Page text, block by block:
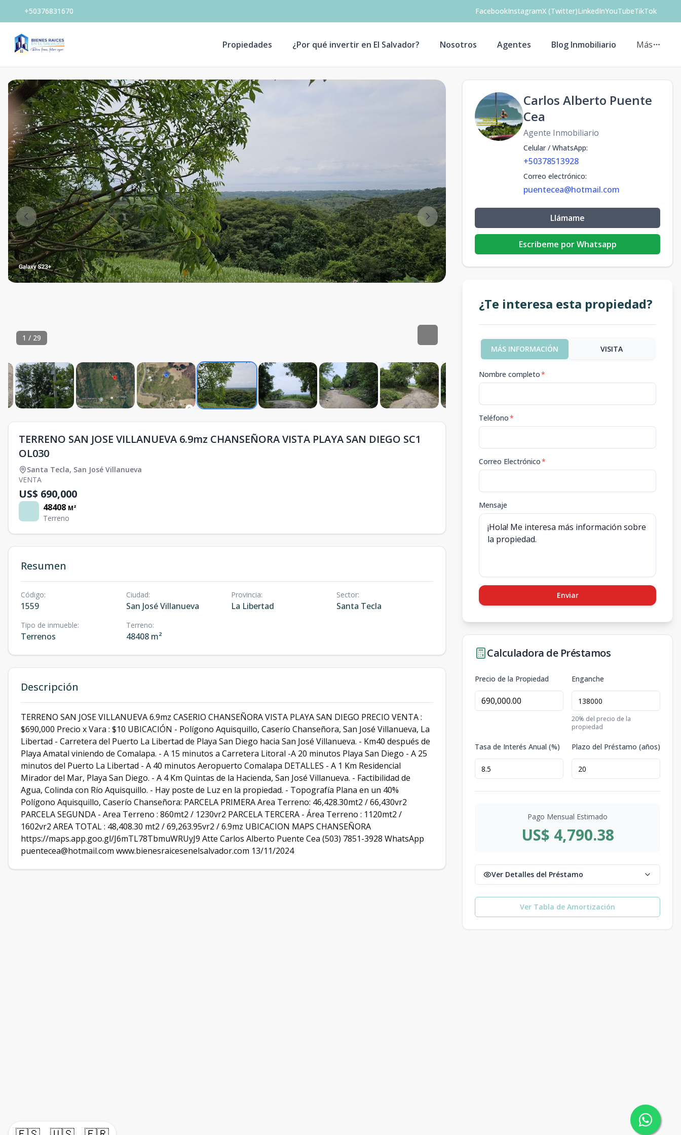
+50376831670 FacebookInstagramX (Twitter)LinkedInYouTubeTikTok
Propiedades ¿Por qué invertir en El Salvador? Nosotros Agentes Blog Inmobiliario Más
1 / 29
TERRENO SAN JOSE VILLANUEVA 6.9mz CHANSEÑORA VISTA PLAYA SAN DIEGO SC1
OL030
Santa Tecla, San José Villanueva
VENTA
US$ 690,000
48408 M²
Terreno
Resumen
Código:
1559
Ciudad:
San José Villanueva
Provincia:
La Libertad
Sector:
Santa Tecla
Tipo de inmueble:
Terrenos
Terreno:
48408 m²
Descripción
TERRENO SAN JOSE VILLANUEVA 6.9mz CASERIO CHANSEÑORA VISTA PLAYA SAN DIEGO PRECIO VENTA :
$690,000 Precio x Vara : $10 UBICACIÓN - Polígono Aquisquillo, Caserío Chanseñora, San José Villanueva, La
Libertad - Carretera del Puerto La Libertad de Playa San Diego hacia San José Villanueva. - Km40 después de
Playa Amatal viniendo de Comalapa. - A 15 minutos a Carretera Litoral -A 20 minutos Playa San Diego - A 25
minutos del Puerto La Libertad - A 40 minutos Aeropuerto Comalapa DETALLES - A 1 Km Residencial
Mirador del Mar, Playa San Diego. - A 4 Km Quintas de la Hacienda, San José Villanueva. - Factibilidad de
Agua, Colinda con Río Aquisquillo. - Hay poste de Luz en la propiedad. - Topografía Plana en un 40%
Polígono Aquisquillo, Caserío Chanseñora: PARCELA PRIMERA Area Terreno: 46,428.30mt2 / 66,430vr2
PARCELA SEGUNDA - Area Terreno : 860mt2 / 1230vr2 PARCELA TERCERA - Área Terreno : 1120mt2 /
1602vr2 AREA TOTAL : 48,408.30 mt2 / 69,263.95vr2 / 6.9mz UBICACION MAPS CHANSEÑORA
https://maps.app.goo.gl/J6mTL78TbmuWRUyJ9 Atte Carlos Alberto Puente Cea (503) 7851-3928 WhatsApp
puentecea@hotmail.com www.bienesraicesenelsalvador.com 13/11/2024
Carlos Alberto Puente
Cea
Agente Inmobiliario
Celular / WhatsApp:
+50378513928
Correo electrónico:
puentecea@hotmail.com
Llámame
Escribeme por Whatsapp
¿Te interesa esta propiedad?
MÁS INFORMACIÓN VISITA
Nombre completo*
Teléfono*
Correo Electrónico*
Mensaje
Enviar
Calculadora de Préstamos
Precio de la Propiedad Enganche
20% del precio de la
propiedad
Tasa de Interés Anual (%) Plazo del Préstamo (años)
Pago Mensual Estimado
US$ 4,790.38
Ver Detalles del Préstamo
Ver Tabla de Amortización